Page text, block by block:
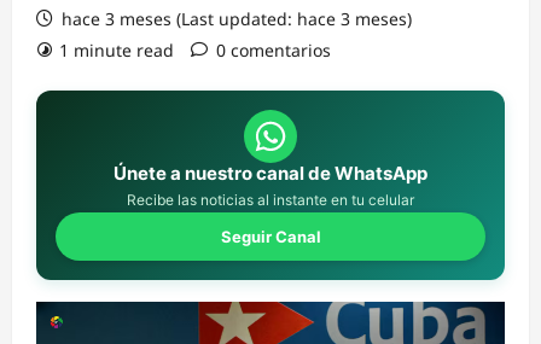
hace 3 meses (Last updated: hace 3 meses)
1 minute read
0 comentarios
Únete a nuestro canal de WhatsApp
Recibe las noticias al instante en tu celular
Seguir Canal